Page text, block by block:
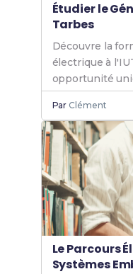
Étudier le
Tarbes
Découvre la
électrique à
opportunité
un cadre
nous et booste
Par Clément
Le Parcours
Systèmes